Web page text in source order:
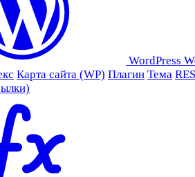
WordPress
Карта сайта (WP) Плагин Тема